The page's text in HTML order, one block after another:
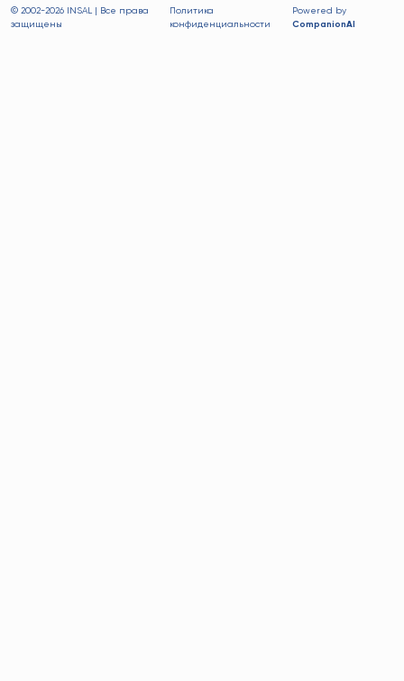
© 2002-2026 INSAL | Все права
защищены
Политика
конфиденциальности
Powered by
CompanionAI